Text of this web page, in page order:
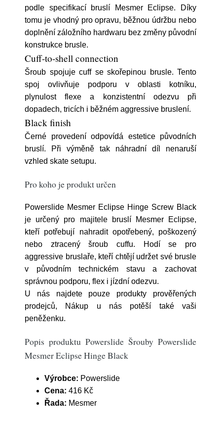
podle specifikací bruslí Mesmer Eclipse. Díky
tomu je vhodný pro opravu, běžnou údržbu nebo
doplnění záložního hardwaru bez změny původní
konstrukce brusle.
Cuff-to-shell connection
Šroub spojuje cuff se skořepinou brusle. Tento
spoj ovlivňuje podporu v oblasti kotníku,
plynulost flexe a konzistentní odezvu při
dopadech, tricích i běžném aggressive bruslení.
Black finish
Černé provedení odpovídá estetice původních
bruslí. Při výměně tak náhradní díl nenaruší
vzhled skate setupu.
Pro koho je produkt určen
Powerslide Mesmer Eclipse Hinge Screw Black
je určený pro majitele bruslí Mesmer Eclipse,
kteří potřebují nahradit opotřebený, poškozený
nebo ztracený šroub cuffu. Hodí se pro
aggressive bruslaře, kteří chtějí udržet své brusle
v původním technickém stavu a zachovat
správnou podporu, flex i jízdní odezvu.
U nás najdete pouze produkty prověřených
prodejců, Nákup u nás potěší také vaši
peněženku.
Popis produktu Powerslide Šrouby Powerslide
Mesmer Eclipse Hinge Black
Výrobce: Powerslide
Cena: 416 Kč
Řada: Mesmer